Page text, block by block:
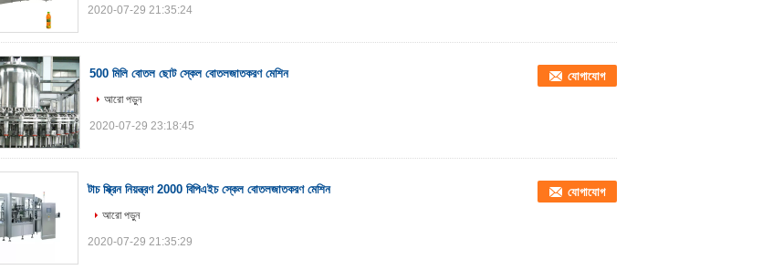
2020-07-29 21:35:24
500 মিলি বোতল ছোট স্কেল বোতলজাতকরণ মেশিন যোগাযোগ
আরো পড়ুন
2020-07-29 23:18:45
টাচ স্ক্রিন নিয়ন্ত্রণ 2000 বিপিএইচ স্কেল বোতলজাতকরণ মেশিন যোগাযোগ
আরো পড়ুন
2020-07-29 21:35:29